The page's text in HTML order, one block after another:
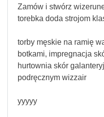
Zamów i stwórz
torebka doda strojom
torby męskie na ramię
botkami, impregnacja
hurtownia skór
podręcznym wizzair
yyyyy